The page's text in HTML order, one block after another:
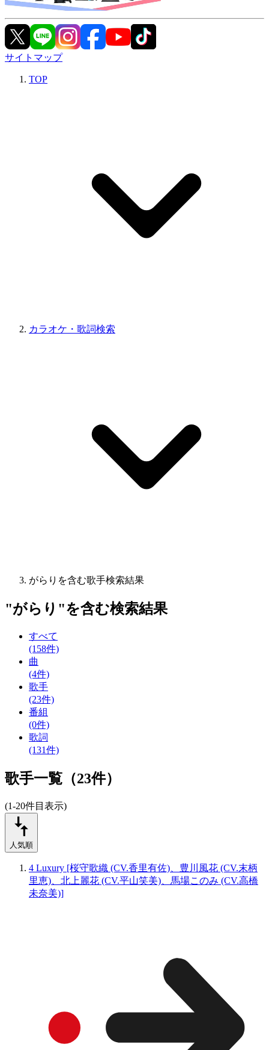
サイトマップ
TOP
カラオケ・歌詞検索
がらりを含む歌手検索結果
"がらり "を含む検索結果
すべて
(158件)
曲
(4件)
歌手
(23件)
番組
(0件)
歌詞
(131件)
歌手一覧（23件）
(1-20件目表示)
人気順
4 Luxury [桜守歌織 (CV.香里有佐)、豊川風花 (CV.末柄
里恵)、北上麗花 (CV.平山笑美)、馬場このみ (CV.高橋
未奈美)]